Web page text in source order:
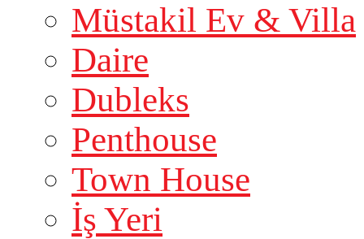
Müstakil Ev & Villa
Daire
Dubleks
Penthouse
Town House
İş Yeri